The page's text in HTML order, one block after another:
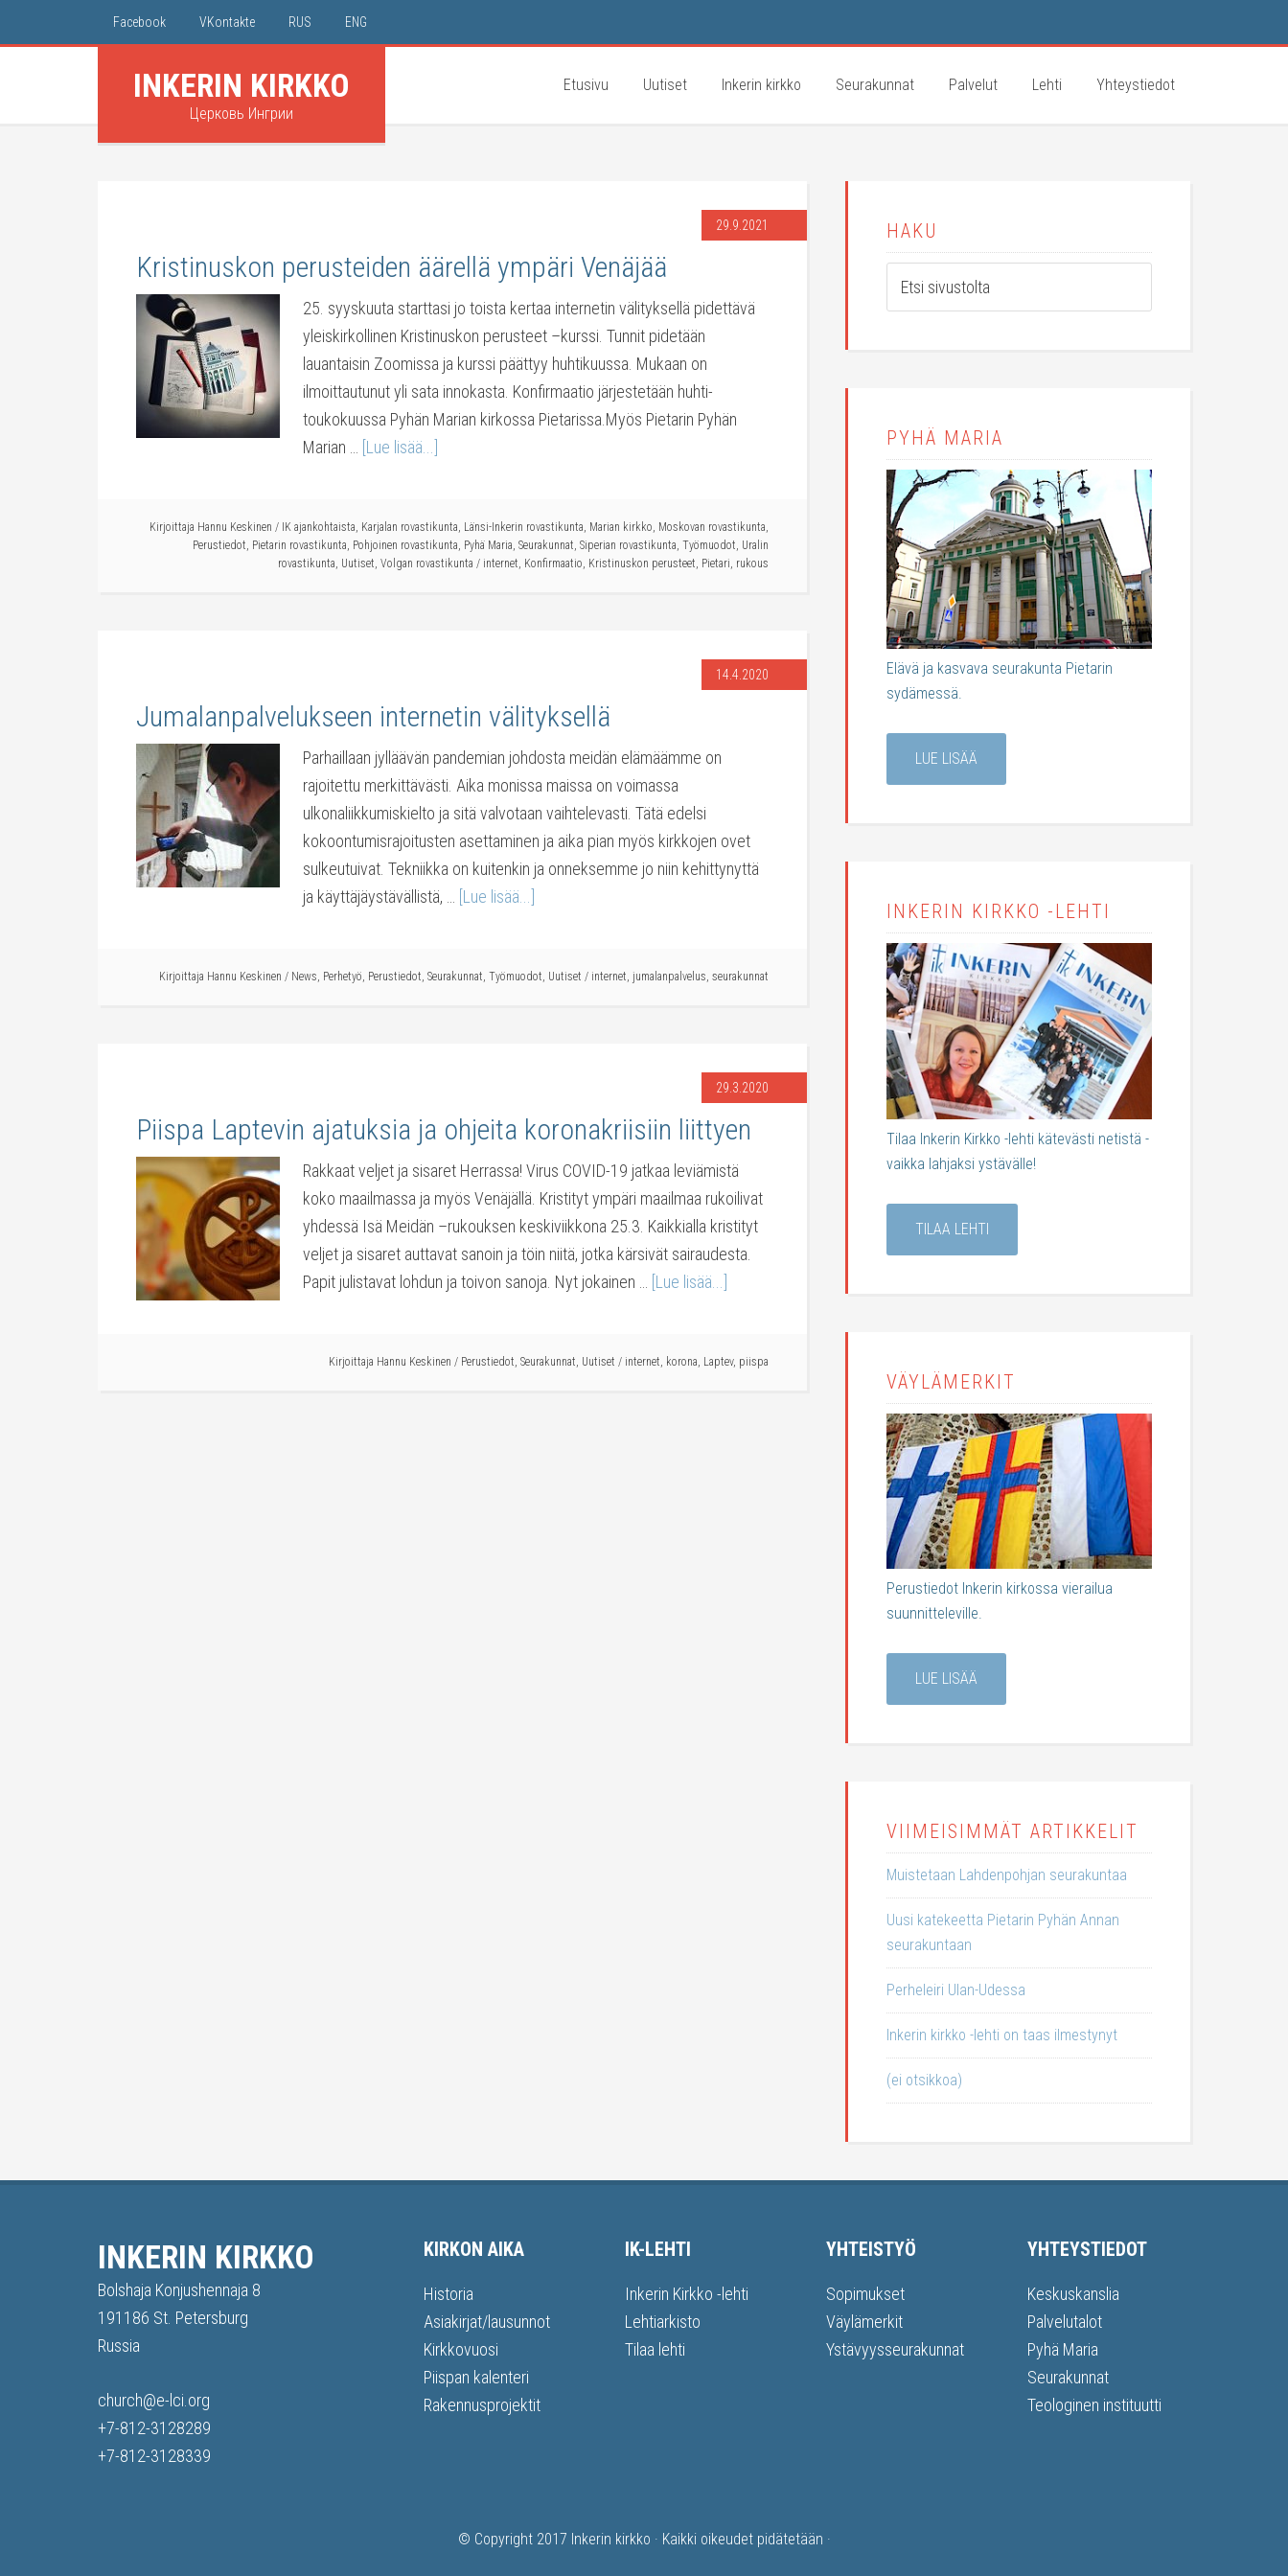
Facebook VKontakte RUS ENG
INKERIN KIRKKO
Церковь Ингрии
Etusivu Uutiset Inkerin kirkko Seurakunnat Palvelut Lehti Yhteystiedot
29.9.2021
Kristinuskon perusteiden äärellä ympäri Venäjää
25. syyskuuta starttasi jo toista kertaa internetin välityksellä pidettävä
yleiskirkollinen Kristinuskon perusteet –kurssi. Tunnit pidetään
lauantaisin Zoomissa ja kurssi päättyy huhtikuussa. Mukaan on
ilmoittautunut yli sata innokasta. Konfirmaatio järjestetään huhti-
toukokuussa Pyhän Marian kirkossa Pietarissa.Myös Pietarin Pyhän
Marian …
[Lue lisää...]
Kirjoittaja Hannu Keskinen / IK ajankohtaista, Karjalan rovastikunta, Länsi-Inkerin rovastikunta, Marian kirkko, Moskovan rovastikunta,
Perustiedot, Pietarin rovastikunta, Pohjoinen rovastikunta, Pyhä Maria, Seurakunnat, Siperian rovastikunta, Työmuodot, Uralin
rovastikunta, Uutiset, Volgan rovastikunta / internet, Konfirmaatio, Kristinuskon perusteet, Pietari, rukous
14.4.2020
Jumalanpalvelukseen internetin välityksellä
Parhaillaan jylläävän pandemian johdosta meidän elämäämme on
rajoitettu merkittävästi. Aika monissa maissa on voimassa
ulkonaliikkumiskielto ja sitä valvotaan vaihtelevasti. Tätä edelsi
kokoontumisrajoitusten asettaminen ja aika pian myös kirkkojen ovet
sulkeutuivat. Tekniikka on kuitenkin ja onneksemme jo niin kehittynyttä
ja käyttäjäystävällistä, …
[Lue lisää...]
Kirjoittaja Hannu Keskinen / News, Perhetyö, Perustiedot, Seurakunnat, Työmuodot, Uutiset / internet, jumalanpalvelus, seurakunnat
29.3.2020
Piispa Laptevin ajatuksia ja ohjeita koronakriisiin liittyen
Rakkaat veljet ja sisaret Herrassa! Virus COVID-19 jatkaa leviämistä
koko maailmassa ja myös Venäjällä. Kristityt ympäri maailmaa rukoilivat
yhdessä Isä Meidän –rukouksen keskiviikkona 25.3. Kaikkialla kristityt
veljet ja sisaret auttavat sanoin ja töin niitä, jotka kärsivät sairaudesta.
Papit julistavat lohdun ja toivon sanoja. Nyt jokainen …
[Lue lisää...]
Kirjoittaja Hannu Keskinen / Perustiedot, Seurakunnat, Uutiset / internet, korona, Laptev, piispa
HAKU
PYHÄ MARIA
Elävä ja kasvava seurakunta Pietarin
sydämessä.
LUE LISÄÄ
INKERIN KIRKKO -LEHTI
Tilaa Inkerin Kirkko -lehti kätevästi netistä -
vaikka lahjaksi ystävälle!
TILAA LEHTI
VÄYLÄMERKIT
Perustiedot Inkerin kirkossa vierailua
suunnitteleville.
LUE LISÄÄ
VIIMEISIMMÄT ARTIKKELIT
Muistetaan Lahdenpohjan seurakuntaa
Uusi katekeetta Pietarin Pyhän Annan
seurakuntaan
Perheleiri Ulan-Udessa
Inkerin kirkko -lehti on taas ilmestynyt
(ei otsikkoa)
INKERIN KIRKKO
Bolshaja Konjushennaja 8
191186 St. Petersburg
Russia
church@e-lci.org
+7-812-3128289
+7-812-3128339
KIRKON AIKA
Historia
Asiakirjat/lausunnot
Kirkkovuosi
Piispan kalenteri
Rakennusprojektit
IK-LEHTI
Inkerin Kirkko -lehti
Lehtiarkisto
Tilaa lehti
YHTEISTYÖ
Sopimukset
Väylämerkit
Ystävyysseurakunnat
YHTEYSTIEDOT
Keskuskanslia
Palvelutalot
Pyhä Maria
Seurakunnat
Teologinen instituutti
© Copyright 2017 Inkerin kirkko · Kaikki oikeudet pidätetään ·